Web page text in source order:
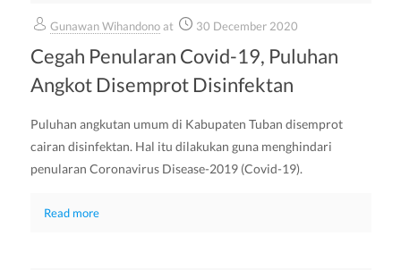
Gunawan Wihandono at 30 December 2020
Cegah Penularan Covid-19, Puluhan
Angkot Disemprot Disinfektan
Puluhan angkutan umum di Kabupaten Tuban disemprot
cairan disinfektan. Hal itu dilakukan guna menghindari
penularan Coronavirus Disease-2019 (Covid-19).
Read more